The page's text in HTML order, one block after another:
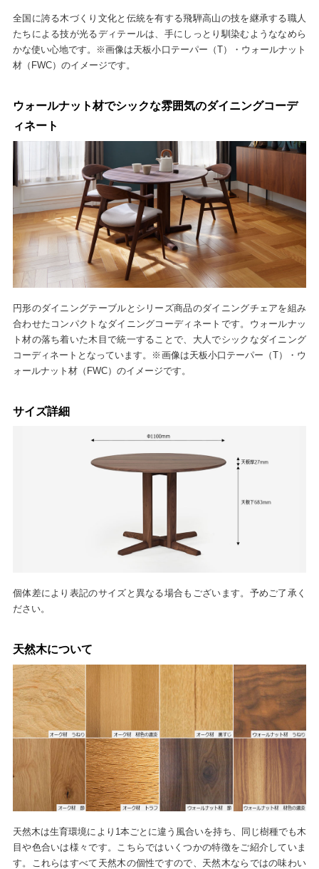
全国に誇る木づくり文化と伝統を有する飛騨高山の技を継承する職人
たちによる技が光るディテールは、手にしっとり馴染むようななめら
かな使い心地です。※画像は天板小口テーパー（T）・ウォールナット
材（FWC）のイメージです。
ウォールナット材でシックな雰囲気のダイニングコーデ
ィネート
円形のダイニングテーブルとシリーズ商品のダイニングチェアを組み
合わせたコンパクトなダイニングコーディネートです。ウォールナッ
ト材の落ち着いた木目で統一することで、大人でシックなダイニング
コーディネートとなっています。※画像は天板小口テーパー（T）・ウ
ォールナット材（FWC）のイメージです。
サイズ詳細
個体差により表記のサイズと異なる場合もございます。予めご了承く
ださい。
天然木について
天然木は生育環境により1本ごとに違う風合いを持ち、同じ樹種でも木
目や色合いは様々です。こちらではいくつかの特徴をご紹介していま
す。これらはすべて天然木の個性ですので、天然木ならではの味わい